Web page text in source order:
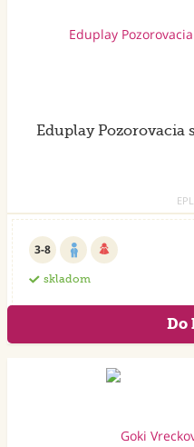
Eduplay Pozorovacia
3-8
skladom